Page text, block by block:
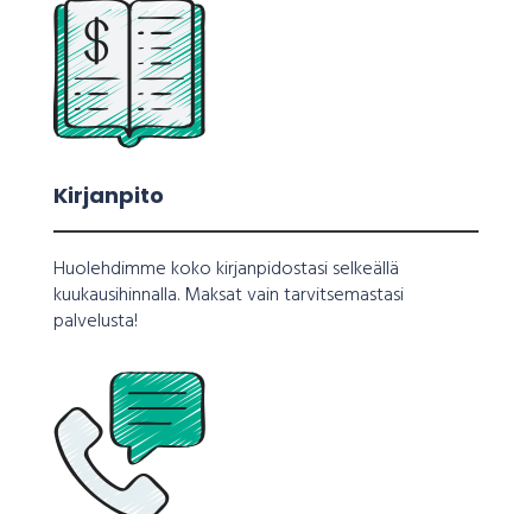
Kirjanpito
Huolehdimme koko kirjanpidostasi selkeällä
kuukausihinnalla. Maksat vain tarvitsemastasi
palvelusta!